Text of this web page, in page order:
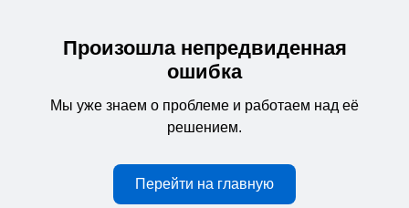
Произошла непредвиденная
ошибка
Мы уже знаем о проблеме и работаем над её
решением.
Перейти на главную